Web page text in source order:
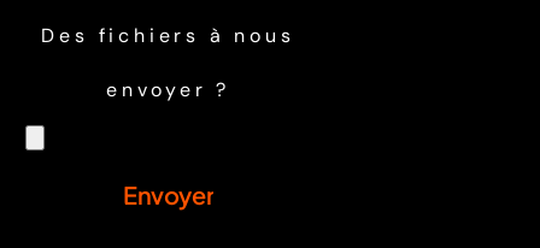
Des fichiers à nous
envoyer ?